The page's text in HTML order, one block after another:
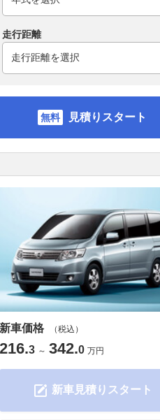
走行距離
見積りスタート
新車価格 （税込）
216.3 ～ 342.0 万円
新車見積りスタート